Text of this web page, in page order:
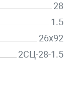
28
1.5
26х92
2СЦ-28-1.5